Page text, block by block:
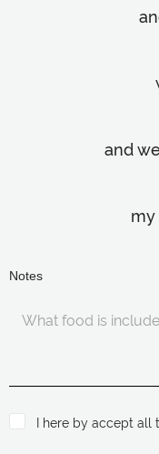
and
my
Notes
I here by accept all